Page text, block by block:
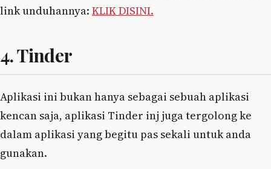
link unduhannya: KLIK DISINI.
4. Tinder
Aplikasi ini bukan hanya sebagai sebuah aplikasi
kencan saja, aplikasi Tinder inj juga tergolong ke
dalam aplikasi yang begitu pas sekali untuk anda
gunakan.